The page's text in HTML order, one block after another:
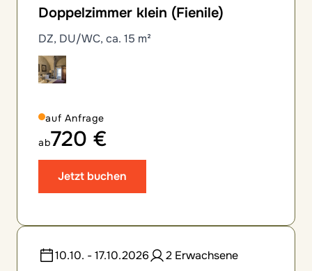
Doppelzimmer klein (Fienile)
DZ, DU/WC, ca. 15 m²
auf Anfrage
ab720 €
Jetzt buchen
10.10. - 17.10.2026 2 Erwachsene